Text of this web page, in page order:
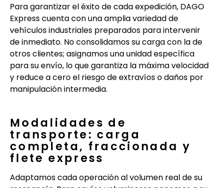
Para garantizar el éxito de cada expedición, DAGO
Express cuenta con una amplia variedad de
vehículos industriales preparados para intervenir
de inmediato. No consolidamos su carga con la de
otros clientes; asignamos una unidad específica
para su envío, lo que garantiza la máxima velocidad
y reduce a cero el riesgo de extravíos o daños por
manipulación intermedia.
Modalidades de
transporte: carga
completa, fraccionada y
flete express
Adaptamos cada operación al volumen real de su